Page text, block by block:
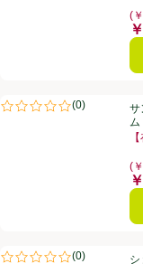
(
サンスター文具 コンパ
(0)
評価は0件のレビューで5
サ
ム
(
ショウワノート 色えん
(0)
評価は0件のレビューでシ